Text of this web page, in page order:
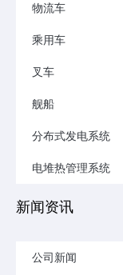
物流车
乘用车
叉车
舰船
分布式发电系统
电堆热管理系统
新闻资讯
公司新闻